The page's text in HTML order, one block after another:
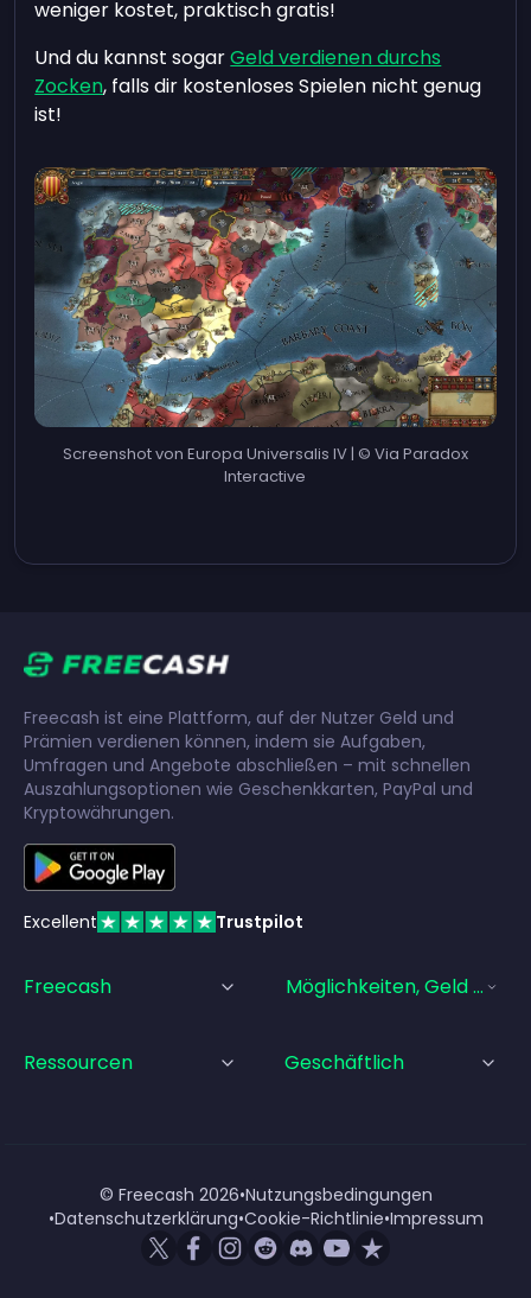
weniger kostet, praktisch gratis!
Und du kannst sogarGeld verdienen durchs
Zocken, falls dir kostenloses Spielen nicht genug
ist!
Screenshot von Europa Universalis IV | © Via Paradox
Interactive
Freecash ist eine Plattform, auf der Nutzer Geld und
Prämien verdienen können, indem sie Aufgaben,
Umfragen und Angebote abschließen – mit schnellen
Auszahlungsoptionen wie Geschenkkarten, PayPal und
Kryptowährungen.
Excellent Trustpilot
Freecash Möglichkeiten, Geld Zu
Ressourcen Geschäftlich
© Freecash 2026•Nutzungsbedingungen
•Datenschutzerklärung•Cookie-Richtlinie•Impressum